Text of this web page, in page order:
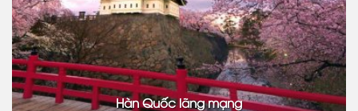
Hàn Quốc lãng mạng